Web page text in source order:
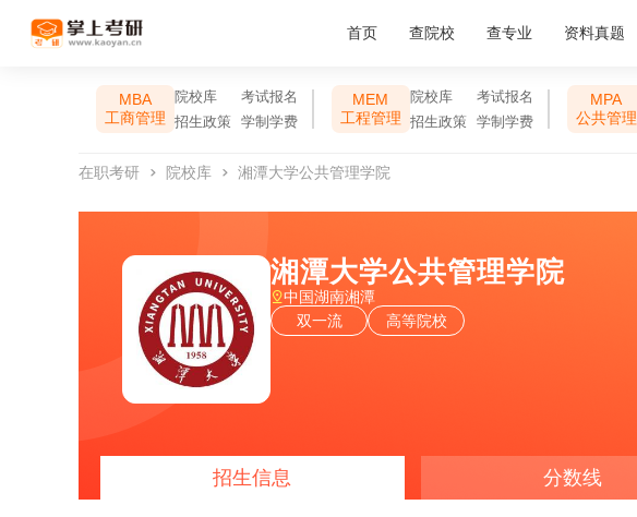
首页 查院校 查专业 资料真题
MBA
工商管理
院校库
考试报名
招生政策
学制学费
MEM
工程管理
院校库
考试报名
招生政策
学制学费
MPA
公共管理
在职考研 院校库 湘潭大学公共管理学院
湘潭大学公共管理学院
中国湖南湘潭
双一流
高等院校
招生信息 分数线